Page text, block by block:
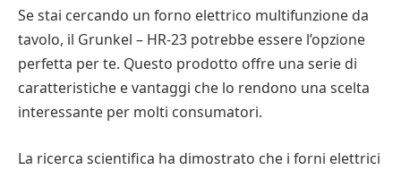
Se stai cercando un forno elettrico multifunzione da
tavolo, il Grunkel – HR-23 potrebbe essere l’opzione
perfetta per te. Questo prodotto offre una serie di
caratteristiche e vantaggi che lo rendono una scelta
interessante per molti consumatori.
La ricerca scientifica ha dimostrato che i forni elettrici